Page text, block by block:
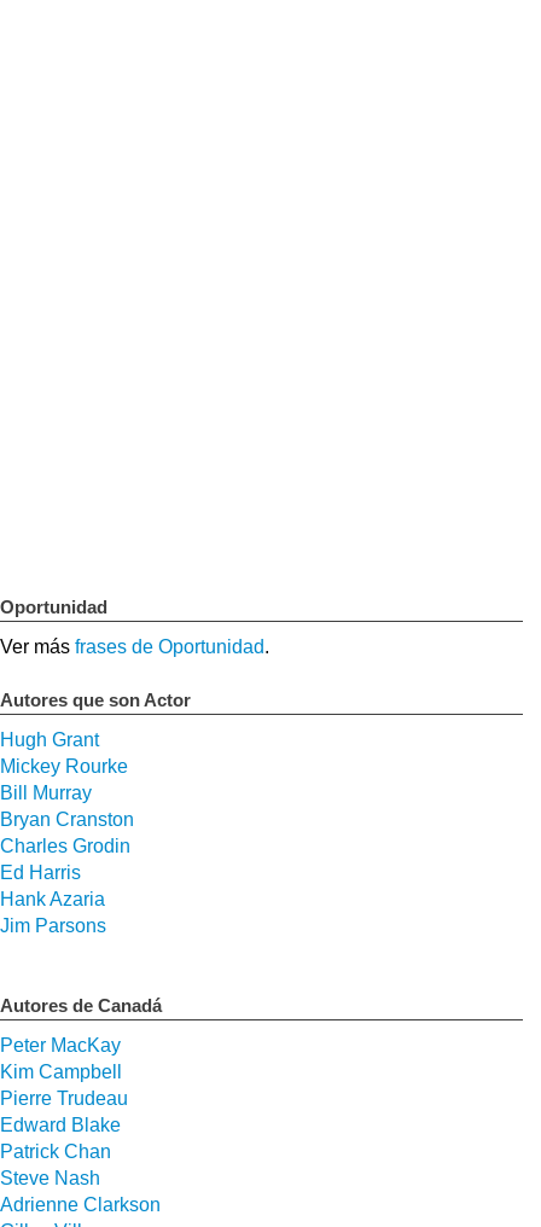
Oportunidad
Ver más frases de Oportunidad.
Autores que son Actor
Hugh Grant
Mickey Rourke
Bill Murray
Bryan Cranston
Charles Grodin
Ed Harris
Hank Azaria
Jim Parsons
Autores de Canadá
Peter MacKay
Kim Campbell
Pierre Trudeau
Edward Blake
Patrick Chan
Steve Nash
Adrienne Clarkson